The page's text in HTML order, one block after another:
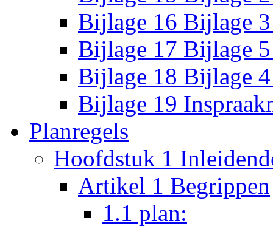
Bijlage 16 Bijlage
Bijlage 17 Bijlage
Bijlage 18 Bijlage
Bijlage 19
Planregels
Hoofdstuk 1
Artikel 1 Begrippen
1.1 plan: